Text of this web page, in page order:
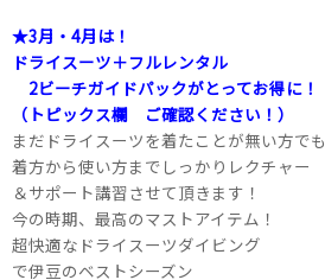
★3月・4月は！
ドライスーツ＋フルレンタル
2ビーチガイドパックがとってお得に！
（トピックス欄 ご確認ください！）
まだドライスーツを着たことが無い方でも
着方から使い方までしっかりレクチャー
＆サポート講習させて頂きます！
今の時期、最高のマストアイテム！
超快適なドライスーツダイビング
で伊豆のベストシーズン